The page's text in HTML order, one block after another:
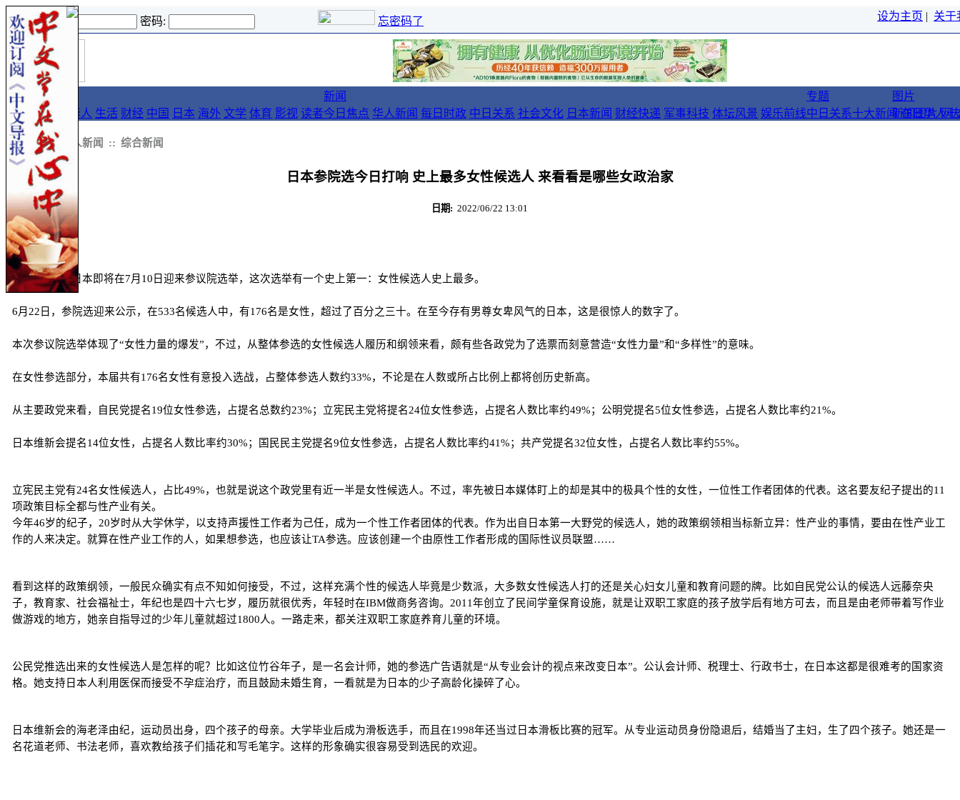
登录名: 密码: 忘密码了 设为主页 | 关于
首
页
导报
要闻 论坛 华人 生活 财经 中国 日本 海外 文学 体育 影视 读者
新闻
今日焦点 华人新闻 每日时政 中日关系 社会文化 日本新闻 财经快递 军事科技 体坛风景 娱乐前线
专题
中日关系十大新闻 在日华人
图片
新闻图片 网
::新闻:: 华人新闻 :: 综合新闻
日本参院选今日打响 史上最多女性候选人 来看看是哪些女政治家
日期: 2022/06/22 13:01
中文导报讯 日本即将在7月10日迎来参议院选举，这次选举有一个史上第一：女性候选人史上最多。
6月22日，参院选迎来公示，在533名候选人中，有176名是女性，超过了百分之三十。在至今存有男尊女卑风气的日本，这是很惊人的数字了。
本次参议院选举体现了“女性力量的爆发”，不过，从整体参选的女性候选人履历和纲领来看，颇有些各政党为了选票而刻意营造“女性力量”和“多样性”的意味。
在女性参选部分，本届共有176名女性有意投入选战，占整体参选人数约33%，不论是在人数或所占比例上都将创历史新高。
从主要政党来看，自民党提名19位女性参选，占提名总数约23%；立宪民主党将提名24位女性参选，占提名人数比率约49%；公明党提名5位女性参选，占提名人数比率约21%。
日本维新会提名14位女性，占提名人数比率约30%；国民民主党提名9位女性参选，占提名人数比率约41%；共产党提名32位女性，占提名人数比率约55%。
立宪民主党有24名女性候选人，占比49%，也就是说这个政党里有近一半是女性候选人。不过，率先被日本媒体盯上的却是其中的极具个性的女性，一位性工作者团体的代表。这名要友纪子提出的11
项政策目标全都与性产业有关。
今年46岁的纪子，20岁时从大学休学，以支持声援性工作者为己任，成为一个性工作者团体的代表。作为出自日本第一大野党的候选人，她的政策纲领相当标新立异：性产业的事情，要由在性产业工
作的人来决定。就算在性产业工作的人，如果想参选，也应该让TA参选。应该创建一个由原性工作者形成的国际性议员联盟……
看到这样的政策纲领，一般民众确实有点不知如何接受，不过，这样充满个性的候选人毕竟是少数派，大多数女性候选人打的还是关心妇女儿童和教育问题的牌。比如自民党公认的候选人远藤奈央
子，教育家、社会福祉士，年纪也是四十六七岁，履历就很优秀，年轻时在IBM做商务咨询。2011年创立了民间学童保育设施，就是让双职工家庭的孩子放学后有地方可去，而且是由老师带着写作业
做游戏的地方，她亲自指导过的少年儿童就超过1800人。一路走来，都关注双职工家庭养育儿童的环境。
公民党推选出来的女性候选人是怎样的呢？比如这位竹谷年子，是一名会计师，她的参选广告语就是“从专业会计的视点来改变日本”。公认会计师、税理士、行政书士，在日本这都是很难考的国家资
格。她支持日本人利用医保而接受不孕症治疗，而且鼓励未婚生育，一看就是为日本的少子高龄化操碎了心。
日本维新会的海老泽由纪，运动员出身，四个孩子的母亲。大学毕业后成为滑板选手，而且在1998年还当过日本滑板比赛的冠军。从专业运动员身份隐退后，结婚当了主妇，生了四个孩子。她还是一
名花道老师、书法老师，喜欢教给孩子们插花和写毛笔字。这样的形象确实很容易受到选民的欢迎。